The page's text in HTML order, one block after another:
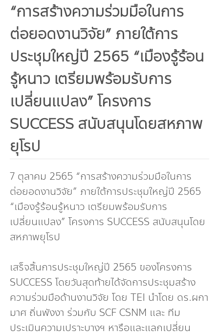
“การสร้างความร่วมมือในการ
ต่อยอดงานวิจัย” ภายใต้การ
ประชุมใหญ่ปี 2565 “เมืองรู้ร้อน
รู้หนาว เตรียมพร้อมรับการ
เปลี่ยนแปลง” โครงการ
SUCCESS สนับสนุนโดยสหภาพ
ยุโรป
7 ตุลาคม 2565 “การสร้างความร่วมมือในการ
ต่อยอดงานวิจัย” ภายใต้การประชุมใหญ่ปี 2565
“เมืองรู้ร้อนรู้หนาว เตรียมพร้อมรับการ
เปลี่ยนแปลง” โครงการ SUCCESS สนับสนุนโดย
สหภาพยุโรป
เสร็จสิ้นการประชุมใหญ่ปี 2565 ของโครงการ
SUCCESS โดยวันสุดท้ายได้จัดการประชุมสร้าง
ความร่วมมือด้านงานวิจัย โดย TEI นำโดย ดร.ผกา
มาศ ถิ่นพังงา ร่วมกับ SCF CSNM และ ทีม
ประเมินความเปราะบางฯ หารือและแลกเปลี่ยน